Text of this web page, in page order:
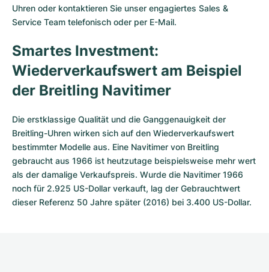
Uhren oder kontaktieren Sie unser engagiertes Sales &
Service Team telefonisch oder per E-Mail.
Smartes Investment:
Wiederverkaufswert am Beispiel
der Breitling Navitimer
Die erstklassige Qualität und die Ganggenauigkeit der
Breitling-Uhren wirken sich auf den Wiederverkaufswert
bestimmter Modelle aus. Eine Navitimer von Breitling
gebraucht aus 1966 ist heutzutage beispielsweise mehr wert
als der damalige Verkaufspreis. Wurde die Navitimer 1966
noch für 2.925 US-Dollar verkauft, lag der Gebrauchtwert
dieser Referenz 50 Jahre später (2016) bei 3.400 US-Dollar.